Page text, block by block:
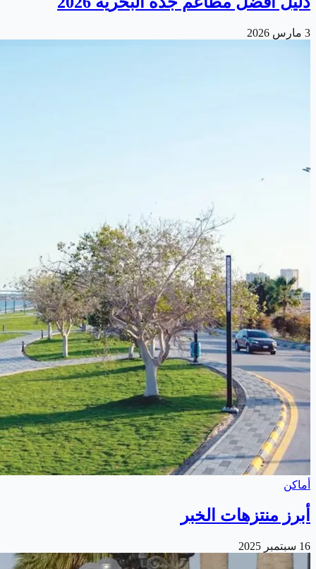
3 مارس 2026
أماكن
أبرز منتزهات الخبر
16 سبتمبر 2025